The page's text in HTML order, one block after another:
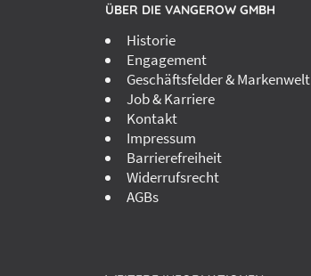
ÜBER DIE VANGEROW GMBH
Historie
Engagement
Geschäftsfelder & Markenwelt
Job & Karriere
Kontakt
Impressum
Barrierefreiheit
Widerrufsrecht
AGBs